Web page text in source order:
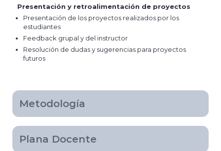
Presentación y retroalimentación de proyectos
Presentación de los proyectos realizados por los
estudiantes
Feedback grupal y del instructor
Resolución de dudas y sugerencias para proyectos
futuros
Metodología
Plana Docente